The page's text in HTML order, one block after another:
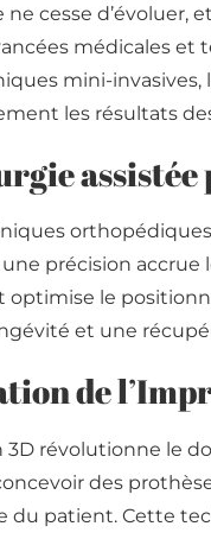
ne cesse
médicales et
mini-
les résultats
précision accrue
optimise le
et une
de
3D révolutionne le
des
du patient. Cette